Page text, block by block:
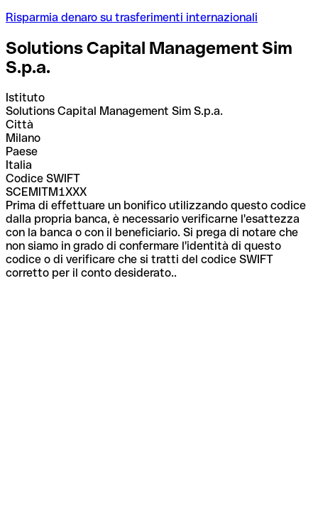
Risparmia denaro su trasferimenti internazionali
Solutions Capital Management Sim
S.p.a.
Istituto
Solutions Capital Management Sim S.p.a.
Città
Milano
Paese
Italia
Codice SWIFT
SCEMITM1XXX
Prima di effettuare un bonifico utilizzando questo codice
dalla propria banca, è necessario verificarne l'esattezza
con la banca o con il beneficiario. Si prega di notare che
non siamo in grado di confermare l'identità di questo
codice o di verificare che si tratti del codice SWIFT
corretto per il conto desiderato..